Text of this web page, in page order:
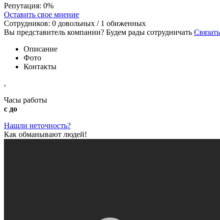
Репутация: 0%
Оставить свое мнение
Сотрудников: 0 довольных / 1 обиженных
Вы представитель компании? Будем рады сотрудничать
Описание
Фото
Контакты
,
Часы работы
с до
Нашли неточность?
Как обманывают людей!